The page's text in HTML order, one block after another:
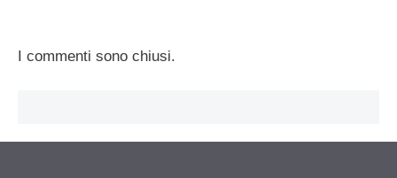
I commenti sono chiusi.